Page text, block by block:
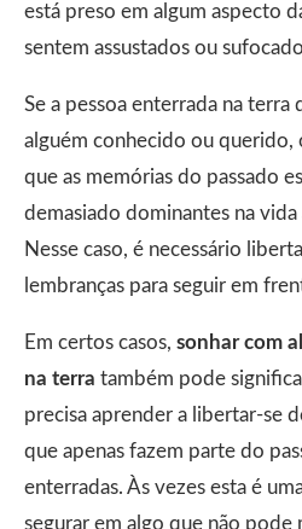
está preso em algum aspecto
sentem assustados ou
Se a pessoa enterrada na terra
alguém conhecido ou querido,
que as memórias do passado
demasiado dominantes na
Nesse caso, é necessário
lembranças para seguir em
Em certos casos, sonhar com
na terra também pode
precisa aprender a libertar-se
que apenas fazem parte do
enterradas. Às vezes esta é
segurar em algo que não pode